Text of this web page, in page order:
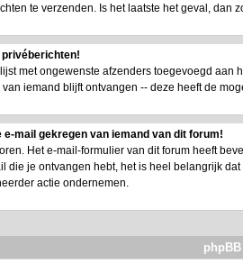
te verzenden. Is het laatste het geval, dan
privéberichten!
met ongewenste afzenders toegevoegd
iemand blijft ontvangen -- deze heeft de
e-mail gekregen van iemand van dit forum!
Het e-mail-formulier van dit forum heeft
die je ontvangen hebt, het is heel belangrijk
actie ondernemen.